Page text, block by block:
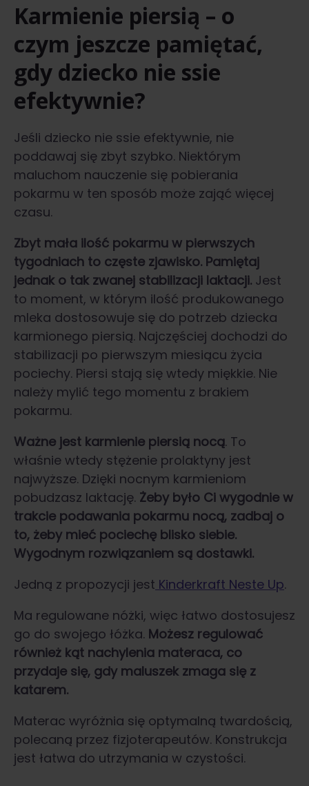
Karmienie piersią – o
czym jeszcze pamiętać,
gdy dziecko nie ssie
efektywnie?
Jeśli dziecko nie ssie efektywnie, nie
poddawaj się zbyt szybko. Niektórym
maluchom nauczenie się pobierania
pokarmu w ten sposób może zająć więcej
czasu.
Zbyt mała ilość pokarmu w pierwszych
tygodniach to częste zjawisko. Pamiętaj
jednak o tak zwanej stabilizacji laktacji. Jest
to moment, w którym ilość produkowanego
mleka dostosowuje się do potrzeb dziecka
karmionego piersią. Najczęściej dochodzi do
stabilizacji po pierwszym miesiącu życia
pociechy. Piersi stają się wtedy miękkie. Nie
należy mylić tego momentu z brakiem
pokarmu.
Ważne jest karmienie piersią nocą. To
właśnie wtedy stężenie prolaktyny jest
najwyższe. Dzięki nocnym karmieniom
pobudzasz laktację. Żeby było Ci wygodnie w
trakcie podawania pokarmu nocą, zadbaj o
to, żeby mieć pociechę blisko siebie.
Wygodnym rozwiązaniem są dostawki.
Jedną z propozycji jest Kinderkraft Neste Up.
Ma regulowane nóżki, więc łatwo dostosujesz
go do swojego łóżka. Możesz regulować
również kąt nachylenia materaca, co
przydaje się, gdy maluszek zmaga się z
katarem.
Materac wyróżnia się optymalną twardością,
polecaną przez fizjoterapeutów. Konstrukcja
jest łatwa do utrzymania w czystości.